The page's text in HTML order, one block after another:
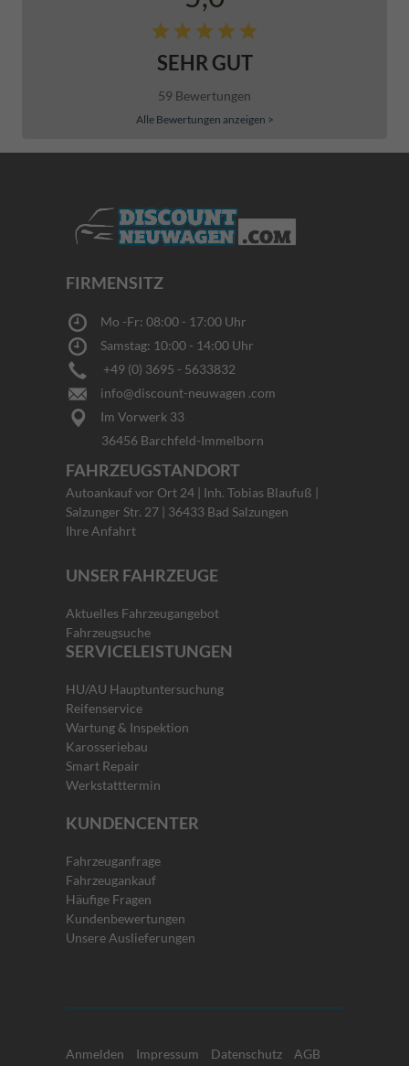
SEHR GUT
59 Bewertungen
Alle Bewertungen anzeigen >
FIRMENSITZ
Mo -Fr: 08:00 - 17:00 Uhr
Samstag: 10:00 - 14:00 Uhr
+49 (0) 3695 - 5633832
info@discount-neuwagen .com
Im Vorwerk 33
36456 Barchfeld-Immelborn
FAHRZEUGSTANDORT
Autoankauf vor Ort 24 | Inh. Tobias Blaufuß |
Salzunger Str. 27 | 36433 Bad Salzungen
Ihre Anfahrt
UNSER FAHRZEUGE
Aktuelles Fahrzeugangebot
Fahrzeugsuche
SERVICELEISTUNGEN
HU/AU Hauptuntersuchung
Reifenservice
Wartung & Inspektion
Karosseriebau
Smart Repair
Werkstatttermin
KUNDENCENTER
Fahrzeuganfrage
Fahrzeugankauf
Häufige Fragen
Kundenbewertungen
Unsere Auslieferungen
Anmelden Impressum Datenschutz
AGB